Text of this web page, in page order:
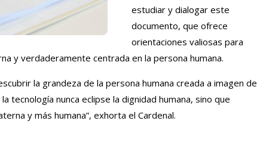
estudiar y dialogar este
documento, que ofrece
orientaciones valiosas para
y verdaderamente centrada en la persona humana.
la grandeza de la persona humana creada a imagen de
tecnología nunca eclipse la dignidad humana, sino que
y más humana”, exhorta el Cardenal.